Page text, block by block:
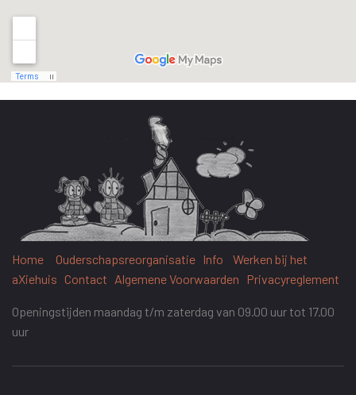
Home Ouderschapsreorganisatie Info
Werken bij het
aXiehuis Contact Algemene Voorwaarden Privacyreglement
Openingstijden maandag t/m zaterdag van 09.00 uur tot 17.00
uur